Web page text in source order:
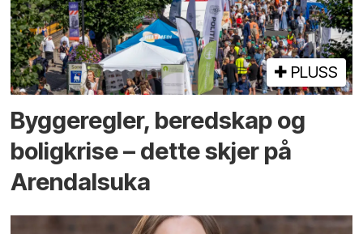
PLUSS
Bygge­regler, beredskap og
bolig­krise – dette skjer på
Arendals­uka